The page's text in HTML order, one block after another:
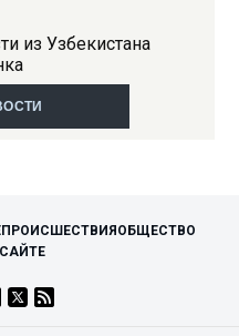
из Узбекистана
ПРОИСШЕСТВИЯ ОБЩЕСТВО